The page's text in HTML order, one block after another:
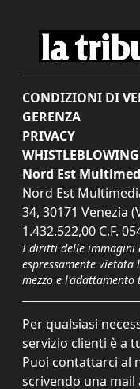
CONDIZIONI DI
GERENZA
PRIVACY
WHISTLEBLOWING
Nord Est
Nord Est
34, 30171 Venezia
1.432.522,00 C.F.
I diritti delle immagini
espressamente
mezzo e l'adattamento
Per qualsiasi
servizio clienti è a
Puoi contattarci al
scrivendo una mail